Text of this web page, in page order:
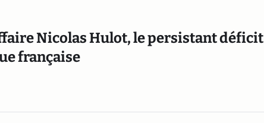
Nicolas Hulot, le persistant déficit
française